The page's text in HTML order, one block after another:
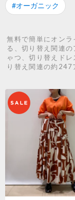
#オーガニック
無料で簡単にオンラ
る、切り替え関連
ゃつ、切り替えド
り替え関連の約247